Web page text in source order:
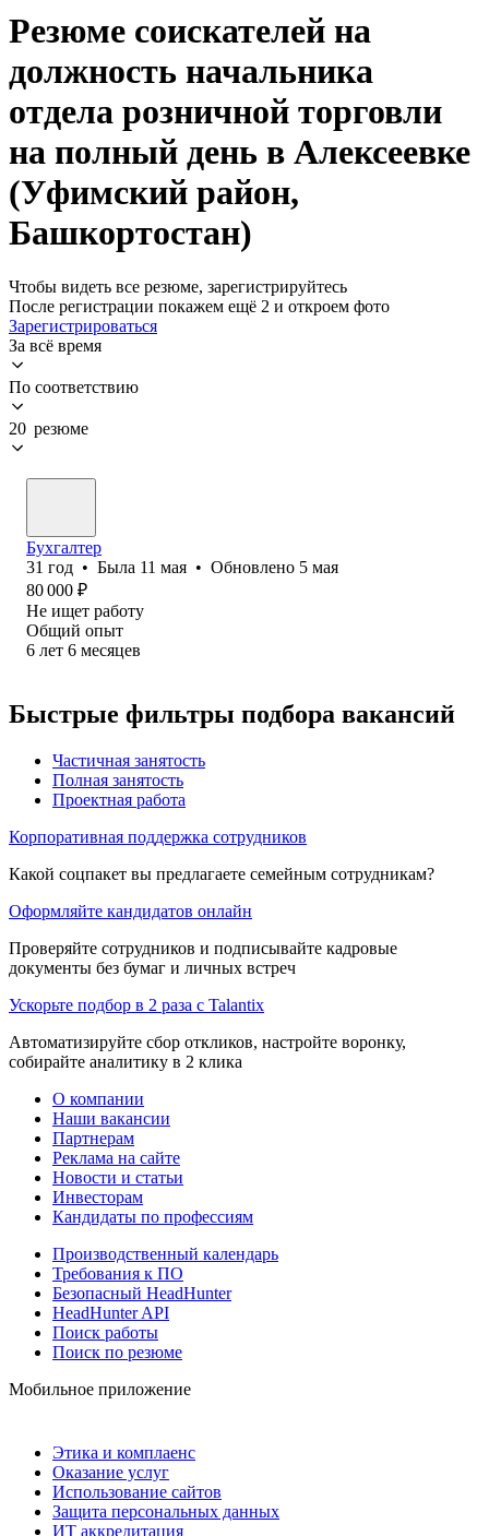
Резюме соискателей на
должность начальника
отдела розничной торговли
на полный день в Алексеевке
(Уфимский район,
Башкортостан)
Чтобы видеть все резюме, зарегистрируйтесь
После регистрации покажем ещё 2 и откроем фото
Зарегистрироваться
За всё время
По соответствию
20 резюме
Бухгалтер
31 год • Была 11 мая • Обновлено 5 мая
80 000 ₽
Не ищет работу
Общий опыт
6 лет 6 месяцев
Быстрые фильтры подбора вакансий
Частичная занятость
Полная занятость
Проектная работа
Корпоративная поддержка сотрудников
Какой соцпакет вы предлагаете семейным сотрудникам?
Оформляйте кандидатов онлайн
Проверяйте сотрудников и подписывайте кадровые
документы без бумаг и личных встреч
Ускорьте подбор в 2 раза с Talantix
Автоматизируйте сбор откликов, настройте воронку,
собирайте аналитику в 2 клика
О компании
Наши вакансии
Партнерам
Реклама на сайте
Новости и статьи
Инвесторам
Кандидаты по профессиям
Производственный календарь
Требования к ПО
Безопасный HeadHunter
HeadHunter API
Поиск работы
Поиск по резюме
Мобильное приложение
Этика и комплаенс
Оказание услуг
Использование сайтов
Защита персональных данных
ИТ аккредитация